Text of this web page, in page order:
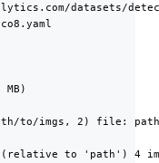
datasets/
to/imgs, 2) file:
to 'path') 4